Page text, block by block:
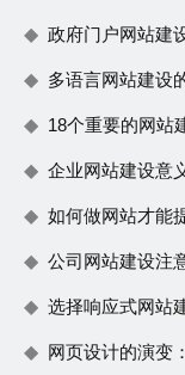
政府门户网站建
多语言网站建设
18个重要的网站
企业网站建设意
如何做网站才能
公司网站建设注
选择响应式网站
网页设计的演变